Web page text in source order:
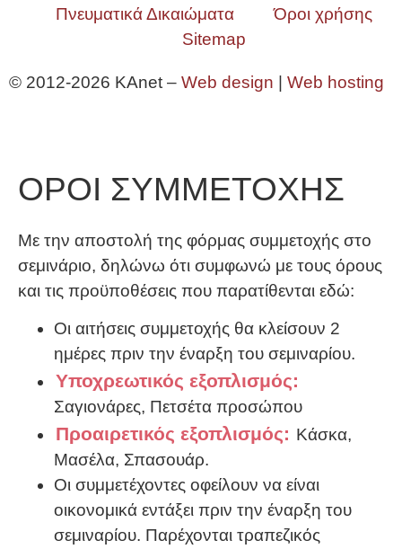
Πνευματικά Δικαιώματα
Όροι χρήσης
Sitemap
© 2012-2026 KAnet – Web design Web hosting
ΟΡΟΙ ΣΥΜΜΕΤΟΧΗΣ
Με την αποστολή της φόρμας συμμετοχής στο
σεμινάριο, δηλώνω ότι συμφωνώ με τους όρους
και τις προϋποθέσεις που παρατίθενται εδώ:
Οι αιτήσεις συμμετοχής θα κλείσουν 2
ημέρες πριν την έναρξη του σεμιναρίου.
Υποχρεωτικός εξοπλισμός:
Σαγιονάρες, Πετσέτα προσώπου
Προαιρετικός εξοπλισμός: Κάσκα,
Μασέλα, Σπασουάρ.
Οι συμμετέχοντες οφείλουν να είναι
οικονομικά εντάξει πριν την έναρξη του
σεμιναρίου. Παρέχονται τραπεζικός